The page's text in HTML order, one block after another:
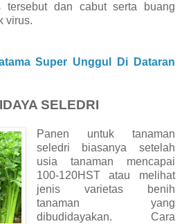
tersebut dan cabut serta buang
virus.
Super Unggul Di Dataran
SELEDRI
Panen untuk tanaman
seledri biasanya setelah
usia tanaman mencapai
100-120HST atau melihat
jenis varietas benih
tanaman yang
dibudidayakan. Cara